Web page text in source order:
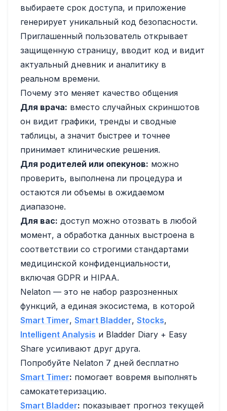
выбираете срок доступа, и приложение
генерирует уникальный код безопасности.
Приглашенный пользователь открывает
защищенную страницу, вводит код и видит
актуальный дневник и аналитику в
реальном времени.
Почему это меняет качество общения
Для врача: вместо случайных скриншотов
он видит графики, тренды и сводные
таблицы, а значит быстрее и точнее
принимает клинические решения.
Для родителей или опекунов: можно
проверить, выполнена ли процедура и
остаются ли объемы в ожидаемом
диапазоне.
Для вас: доступ можно отозвать в любой
момент, а обработка данных выстроена в
соответствии со строгими стандартами
медицинской конфиденциальности,
включая GDPR и HIPAA.
Nelaton — это не набор разрозненных
функций, а единая экосистема, в которой
Smart Timer, Smart Bladder, Stocks,
Intelligent Analysis и Bladder Diary + Easy
Share усиливают друг друга.
Попробуйте Nelaton 7 дней бесплатно
Smart Timer: помогает вовремя выполнять
самокатетеризацию.
Smart Bladder: показывает прогноз текущей